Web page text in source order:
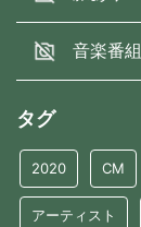
音楽番組
タグ
2020 CM
アーティスト